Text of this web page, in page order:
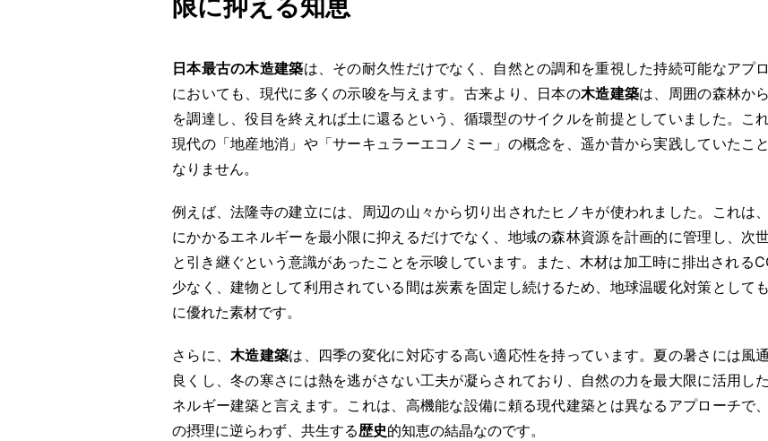
限に抑える知恵
日本最古の木造建築は、その耐久性だけでなく、自然との調和を重視した持続可能なアプ
においても、現代に多くの示唆を与えます。古来より、日本の木造建築は、周囲の森林か
を調達し、役目を終えれば土に還るという、循環型のサイクルを前提としていました。これ
現代の「地産地消」や「サーキュラーエコノミー」の概念を、遥か昔から実践していたこ
なりません。
例えば、法隆寺の建立には、周辺の山々から切り出されたヒノキが使われました。これは
にかかるエネルギーを最小限に抑えるだけでなく、地域の森林資源を計画的に管理し、次
と引き継ぐという意識があったことを示唆しています。また、木材は加工時に排出される
少なく、建物として利用されている間は炭素を固定し続けるため、地球温暖化対策として
に優れた素材です。
さらに、木造建築は、四季の変化に対応する高い適応性を持っています。夏の暑さには風
良くし、冬の寒さには熱を逃がさない工夫が凝らされており、自然の力を最大限に活用し
ネルギー建築と言えます。これは、高機能な設備に頼る現代建築とは異なるアプローチで
の摂理に逆らわず、共生する歴史的知恵の結晶なのです。